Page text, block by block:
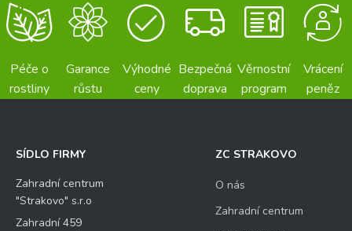
Péče o
rostliny
Garance
růstu
Výhodné
ceny
Bezpečná
doprava
Věrnostní
program
Vrácení
peněz
SÍDLO FIRMY
Zahradní centrum
"Strakovo" s.r.o
Zahradní 459
ZC STRAKOVO
O nás
Zahradní centrum